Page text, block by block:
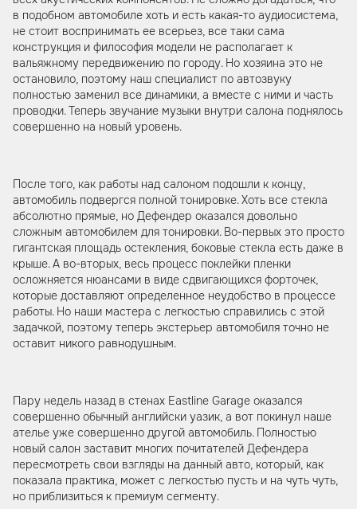
в подобном автомобиле хоть и есть какая-то аудиосистема,
не стоит воспринимать ее всерьез, все таки сама
конструкция и философия модели не располагает к
вальяжному передвижению по городу. Но хозяина это не
остановило, поэтому наш специалист по автозвуку
полностью заменил все динамики, а вместе с ними и часть
проводки. Теперь звучание музыки внутри салона поднялось
совершенно на новый уровень.
После того, как работы над салоном подошли к концу,
автомобиль подвергся полной тонировке. Хоть все стекла
абсолютно прямые, но Дефендер оказался довольно
сложным автомобилем для тонировки. Во-первых это просто
гигантская площадь остекления, боковые стекла есть даже в
крыше. А во-вторых, весь процесс поклейки пленки
осложняется нюансами в виде сдвигающихся форточек,
которые доставляют определенное неудобство в процессе
работы. Но наши мастера с легкостью справились с этой
задачкой, поэтому теперь экстерьер автомобиля точно не
оставит никого равнодушным.
Пару недель назад в стенах Eastline Garage оказался
совершенно обычный английски уазик, а вот покинул наше
ателье уже совершенно другой автомобиль. Полностью
новый салон заставит многих почитателей Дефендера
пересмотреть свои взгляды на данный авто, который, как
показала практика, может с легкостью пусть и на чуть чуть,
но приблизиться к премиум сегменту.